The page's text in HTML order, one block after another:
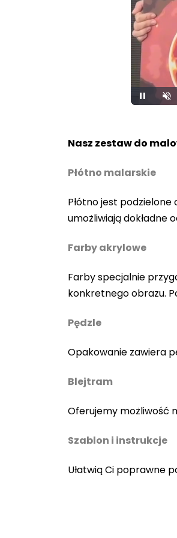
Pause
Nasz zestaw do
Płótno malarskie
Płótno jest
umożliwiają dokładne
Farby akrylowe
Farby specjalnie
konkretnego obrazu.
Pędzle
Opakowanie zawiera
Blejtram
Oferujemy możliwość
Szablon i instrukcje
Ułatwią Ci poprawne